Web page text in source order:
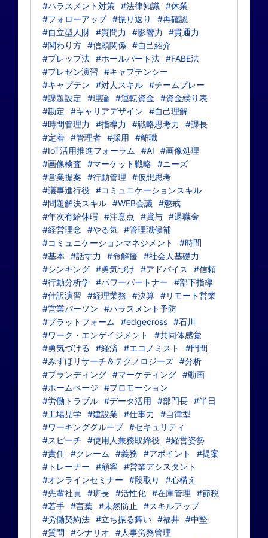
#ハラスメント対策 #法律知識 #休業
#フォローアップ #振り返り
#再確認
#自立型人財 #質問力 #影響力
#貫通力
#関わり方 #信頼関係 #自己紹介
#プレップ法 #ホールパート法 #FABE法
#プレゼン演習
#キャプテンシー
#キャプテン
#対人スキル #チームプレー
#課題設定
#理論 #運転資金
#資金繰り表
#勘定
#キャリアデザイン
#自己理解
#時間管理力
#指導力 #戦略思考力
#課長
#定着 #管理者 #採用
#離職
#IoT活用推進フォーラム
#AI
#画像処理
#画像検査
#マーケット戦略 #ニーズ
#営業提案
#行動管理
#仮想思考
#議事進行役 #コミュニケーションスキル
#問題解決スキル #WEB会議
#懲戒
#年次有給休暇
#注意点 #賞与 #退職金
#経営理念 #やる気 #管理職候補
#コミュニケーションマネジメント
#時間
#基本
#話す力 #命解援
#社会人基礎力
#シンキング #勇気づけ #アドバイス
#信頼
#行動分析学 #パワーパートナー
#部下指導
#仕訳演習
#経理業務 #決算 #リモート営業
#営業パーソン
#ハラスメント予防
#プラットフォーム
#edgecross #石川
#ワーク・エンゲイジメント
#共同体感覚
#勇気づける
#経済 #エコノミスト
#門間
#みずほリサーチ＆テクノロジーズ #分析
#ブランディング #マーケティング #動画
#ホームページ
#プロモーション
#労働トラブル #データ活用 #部門長 #半日
#工場見学 #建設業 #仕事力
#自律型
#ワーキンググループ #セキュリティ
#スピーチ
#使用人兼務取締役 #経営姿勢
#責任 #クレーム #義務 #アポイント
#提案
#トレーナー
#顧客
#営業アシスタント
#オンラインセミナー
#段取り
#心構え
#先輩社員
#班長 #活性化 #在庫管理
#節税
#若手 #言葉 #未然防止
#スキルアップ
#労働契約法 #立ち振る舞い #福井 #中堅
#質問
#シナリオ
#人事労務管理